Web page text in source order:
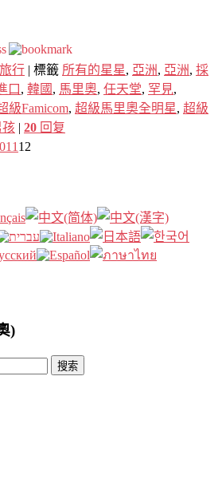
旅行 | 標籤 所有的星星, 亞洲, 亞洲, 採
口 , 韓國 , 馬里奧, 任天堂, 罕見,
級Famicom, 超級馬里奧全明星, 超級
孩 | 20 回复
11 12
)